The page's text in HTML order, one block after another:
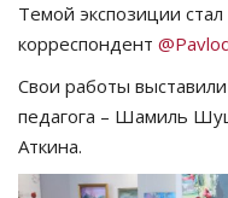
Курултай
Язык
Қазақша Русский
Темой экспозиции
корреспондент
Свои работы
педагога – Шамиль
Аткина.